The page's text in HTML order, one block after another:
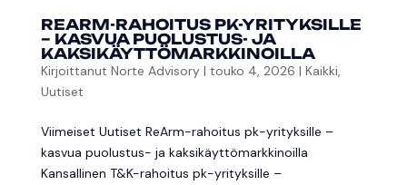
REARM-RAHOITUS PK-YRITYKSILLE
– KASVUA PUOLUSTUS- JA
KAKSIKÄYTTÖMARKKINOILLA
Kirjoittanut Norte Advisory| touko 4, 2026 | Kaikki,
Uutiset
Viimeiset Uutiset ReArm-rahoitus pk-yrityksille –
kasvua puolustus- ja kaksikäyttömarkkinoilla
Kansallinen T&K-rahoitus pk-yrityksille –